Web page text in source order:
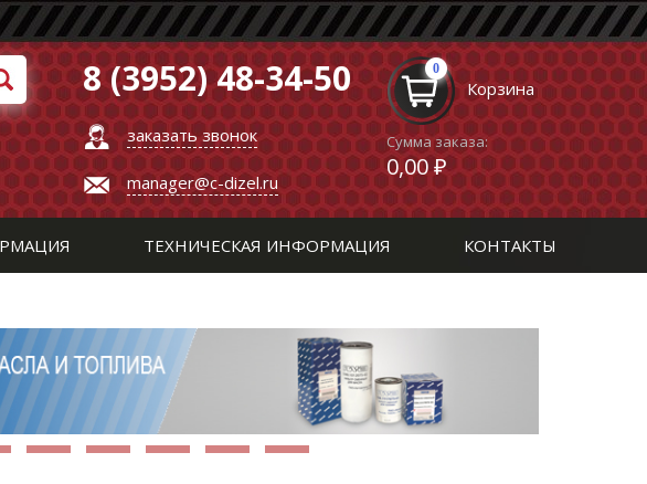
8 (3952) 48-34-50
заказать звонок
manager@c-dizel.ru
0
Корзина
Сумма заказа:
0,00 ₽
ТЕХНИЧЕСКАЯ ИНФОРМАЦИЯ КОНТАКТЫ